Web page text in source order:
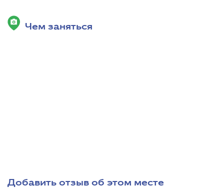
Чем заняться
Добавить отзыв об этом месте